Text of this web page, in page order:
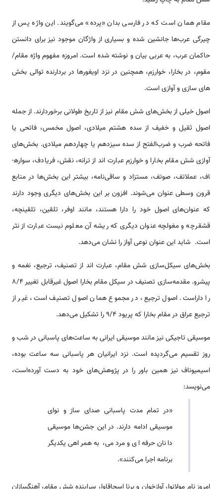
مقام همان است که در فارسی بدان «پرده» می‌گویند. این واژه پس از
چیرگی عرب­‌ها جانشین شده و بسیاری از واژگان موجود نیز برای دانستن
حاکمان عرب، به عربی بیان و نوشته شده است. امروزه مفهوم واژه مقام/
مقوم، در بخارا، خوارزم، همچنین در نزد اویغور‌ها در بردارنده توالی بخش­‌
های سازی و آوازی است.
اصول خیلی از بخش­‌های شش مقام نیز از تاریخ طولانی برخوردارند. از جمله
اصول ثقیل و خفیف از سده هشتم میلادی، اصول مخمس، فاتحی یا
فاتحه ضرب و ضرب­‌الفتح از سده سیزدهم یا چهاردهم میلادی. بخش­‌های
آوازی شش مقام بخارا و خوارزم عبارت اند از ترانه، نقش، فریادف، سواره­
اف، عملاتف، صوتف، مستزاد و ساقی‌نامه، بیشتر این بخش‌ها در منابع
قرون وسطی عنوان می‌شوند. افزون بر این بخش­‌های دیگری وجود دارند
که عنوان­‌های اصول خود را دارا هستند، مانند اوفر، تلقین، تلقین­چه،
قشقرچه و مغول­چه عنوان دیگری که ریشه آن معلوم نیست عبارت از نثر
است. شاید این عنوان نوعی آواز را نشان می‌دهد.
بخش­‌های سیکل­‌سازی شش مقام، عبارت اند از تصنیف، ترجیع، نغمه و
پیشرو. مقدمه‌سازی تصنیف در سیکل مقام بخارا اصول غیرقابل تغییر 8/4
را داراست. اصول ترجیع، در مجموع همان اصول تصنیف است، غیر از
ترجیع عراق در مقام بخارا که پریود 9/4 را تشکیل می‌دهد.
موسیقی تاجیکی نیز مانند موسیقی ایرانی به ساعت­‌های پاسبانی در شب و
روز تقسیم می‌گردیده است. نزد ایرانیان هر پاسبانی سه ساعت بوده،
اسیمیون­اف نیز همین باور را در پژوهش­‌های خود به دست آورده‌است،
می‌نویسد:
«در تمام مدت پاسبانی صدای ساز و نوای
موسیقی ادامه دارند. در این جشن­‌ها موسیقی­‌
دانان حرفه­‌ای و مردمی، به همراهی یکدیگر
برنامه اجرا می‌کنند».
امروز نام مولانوا، آوازخوان و برنا اسحاق­اوا، سراینده شش مقام، آهنگ­سازان